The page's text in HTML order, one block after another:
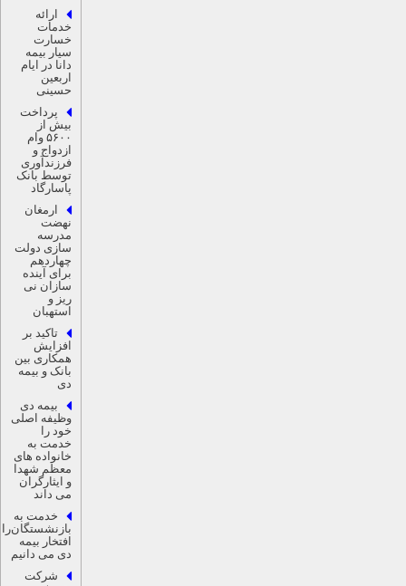
ارائه
خدمات
خسارت
سیار بیمه
دانا در ایام
اربعین
حسینی
پرداخت
بیش از
۵۶۰۰ وام
ازدواج و
فرزندآوری
توسط بانک
پاسارگاد
ارمغان
نهضت
مدرسه
سازی دولت
چهاردهم
برای آینده
سازان نی
ریز و
استهبان
تاکید بر
افزایش
همکاری بین
بانک و بیمه
بیمه دی
وظیفه اصلی
خود را
خدمت به
خانواده های
معظم شهدا
و ایثارگران
می داند
خدمت به
بازنشستگان‌را
افتخار بیمه
دی می دانیم
شرکت